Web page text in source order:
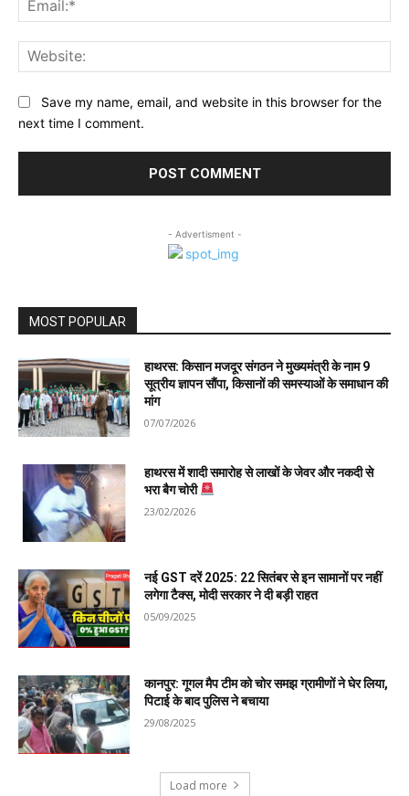
Save my name, email, and website in this browser for the
next time I comment.
- Advertisment -
MOST POPULAR
हाथरस: किसान मजदूर संगठन ने मुख्यमंत्री के नाम 9
सूत्रीय ज्ञापन सौंपा, किसानों की समस्याओं के समाधान की
मांग
07/07/2026
हाथरस में शादी समारोह से लाखों के जेवर और नकदी से
भरा बैग चोरी
23/02/2026
नई GST दरें 2025: 22 सितंबर से इन सामानों पर नहीं
लगेगा टैक्स, मोदी सरकार ने दी बड़ी राहत
05/09/2025
कानपुर: गूगल मैप टीम को चोर समझ ग्रामीणों ने घेर लिया,
पिटाई के बाद पुलिस ने बचाया
29/08/2025
Load more